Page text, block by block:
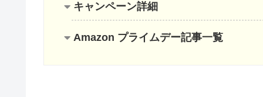
キャンペーン詳細
Amazon プライムデー記事一覧